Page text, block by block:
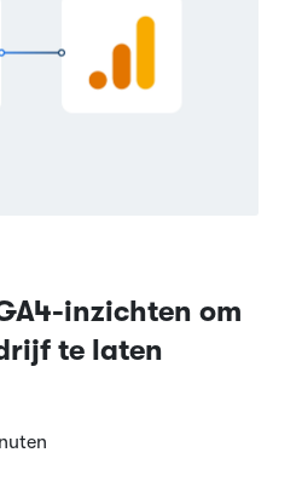
inzichten om
te laten